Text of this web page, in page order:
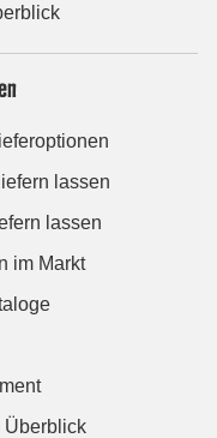
lassen
lassen
im Markt
Überblick